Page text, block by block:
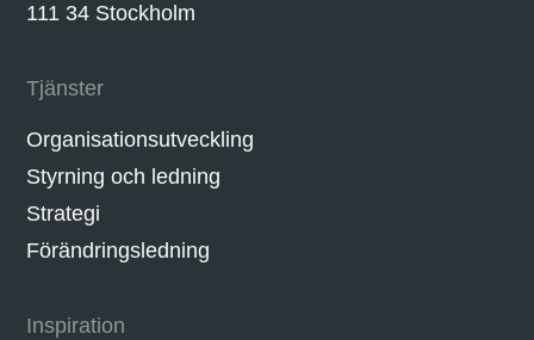
111 34 Stockholm
Tjänster
Organisationsutveckling
Styrning och ledning
Strategi
Förändringsledning
Inspiration